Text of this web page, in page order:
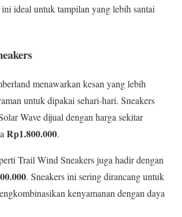
ideal untuk tampilan yang lebih santai
menawarkan kesan yang lebih
untuk dipakai sehari-hari. Sneakers
Wave dijual dengan harga sekitar
Rp1.800.000.
Trail Wind Sneakers juga hadir dengan
. Sneakers ini sering dirancang untuk
kenyamanan dengan daya